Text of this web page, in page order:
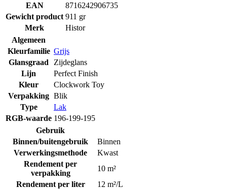
EAN
8716242906735
Gewicht product 911 gr
Merk
Histor
Algemeen
Kleurfamilie Grijs
Glansgraad
Zijdeglans
Lijn
Perfect Finish
Kleur
Clockwork Toy
Verpakking Blik
Type
Lak
RGB-waarde 196-199-195
Gebruik
Binnen/buitengebruik
Binnen
Verwerkingsmethode
Kwast
Rendement per
verpakking
10 m²
Rendement per liter
12 m²/L